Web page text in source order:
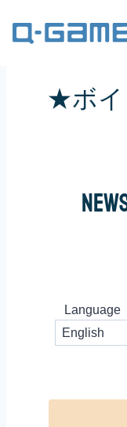
★ボイ
Language